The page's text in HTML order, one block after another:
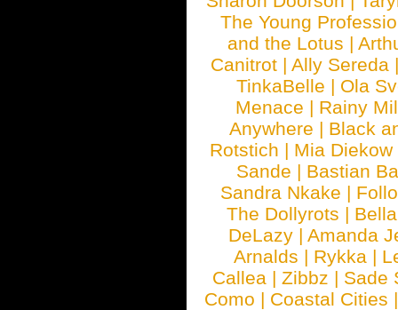
The Young
and the Lotus |
Canitrot |Ally Sereda
TinkaBelle | Ola
Menace | Rainy
Anywhere | Black
Rotstich | Mia Diekow
Sande | Bastian
Sandra Nkake |
The Dollyrots |
DeLazy | Amanda
Arnalds | Rykka |
Callea | Zibbz | Sade
Como | Coastal Cities